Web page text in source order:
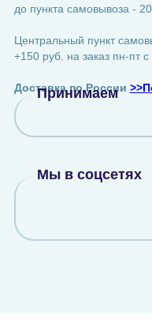
до пункта самовывоза -
Центральный пункт
+150 руб. на заказ пн-пт
Доставка по России
Принимаем
Мы в соцсетях